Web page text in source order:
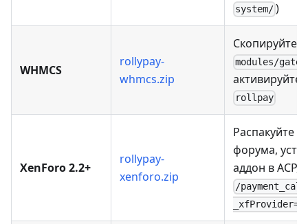
system/ )
WHMCS
rollypay-
whmcs.zip
Скопируйте в
modules/
активируйте
rollpay
XenForo 2.2+
rollypay-
xenforo.zip
Распакуйте
форума,
аддон в ACP,
/